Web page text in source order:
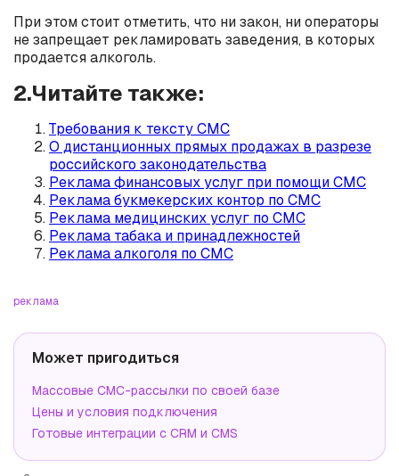
При этом стоит отметить, что ни закон, ни операторы
не запрещает рекламировать заведения, в которых
продается алкоголь.
2.Читайте также:
Требования к тексту СМС
О дистанционных прямых продажах в разрезе
российского законодательства
Реклама финансовых услуг при помощи СМС
Реклама букмекерских контор по СМС
Реклама медицинских услуг по СМС
Реклама табака и принадлежностей
Реклама алкоголя по СМС
реклама
Может пригодиться
Массовые СМС-рассылки по своей базе
Цены и условия подключения
Готовые интеграции с CRM и CMS